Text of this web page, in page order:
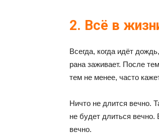
2. Всё в
Всегда, когда идёт
рана заживает. После
тем не менее, часто
Ничто не длится вечно.
не будет длиться вечно.
вечно.